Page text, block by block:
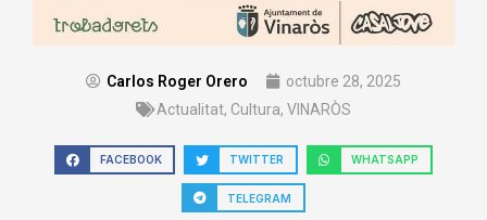
Carlos Roger Orero
octubre 28, 2025
Actualitat, Cultura, VINARÒS
FACEBOOK TWITTER WHATSAPP
TELEGRAM